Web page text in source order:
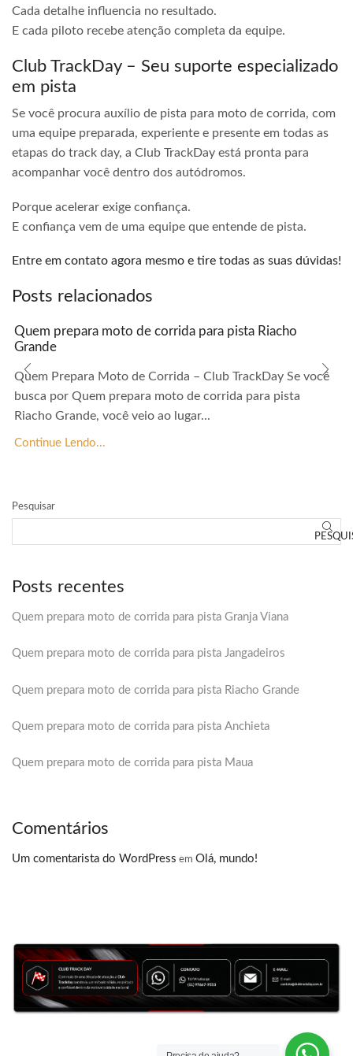
Cada detalhe influencia no resultado.
E cada piloto recebe atenção completa da equipe.
Club TrackDay – Seu suporte especializado
em pista
Se você procura auxílio de pista para moto de corrida, com
uma equipe preparada, experiente e presente em todas as
etapas do track day, a Club TrackDay está pronta para
acompanhar você dentro dos autódromos.
Porque acelerar exige confiança.
E confiança vem de uma equipe que entende de pista.
Entre em contato agora mesmo e tire todas as suas dúvidas!
Posts relacionados
Quem prepara moto de corrida para pista Riacho
Grande
Quem Prepara Moto de Corrida – Club TrackDay Se você
busca por Quem prepara moto de corrida para pista
Riacho Grande, você veio ao lugar...
Continue Lendo...
Pesquisar
Posts recentes
Quem prepara moto de corrida para pista Granja Viana
Quem prepara moto de corrida para pista Jangadeiros
Quem prepara moto de corrida para pista Riacho Grande
Quem prepara moto de corrida para pista Anchieta
Quem prepara moto de corrida para pista Maua
Comentários
Um comentarista do WordPress em Olá, mundo!